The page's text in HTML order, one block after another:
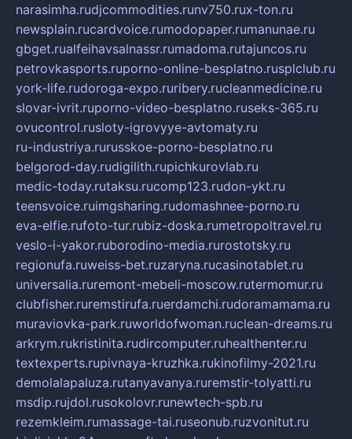
narasimha.rudjcommodities.runv750.rux-ton.ru
newsplain.rucardvoice.rumodopaper.rumanunae.ru
gbget.rualfeihavsalnassr.rumadoma.rutajuncos.ru
petrovkasports.ruporno-online-besplatno.rusplclub.ru
york-life.rudoroga-expo.ruribery.rucleanmedicine.ru
slovar-ivrit.ruporno-video-besplatno.ruseks-365.ru
ovucontrol.rusloty-igrovyye-avtomaty.ru
ru-industriya.rurusskoe-porno-besplatno.ru
belgorod-day.rudigilith.rupichkurovlab.ru
medic-today.rutaksu.rucomp123.rudon-ykt.ru
teensvoice.ruimgsharing.rudomashnee-porno.ru
eva-elfie.rufoto-tur.rubiz-doska.rumetropoltravel.ru
veslo-i-yakor.ruborodino-media.rurostotsky.ru
regionufa.ruweiss-bet.ruzaryna.rucasinotablet.ru
universalia.ruremont-mebeli-moscow.rutermomur.ru
clubfisher.ruremstirufa.ruerdamchi.rudoramamama.ru
muraviovka-park.ruworldofwoman.ruclean-dreams.ru
arkrym.rukristinita.rudircomputer.ruhealthenter.ru
textexperts.rupivnaya-kruzhka.rukinofilmy-2021.ru
demolalapaluza.rutanyavanya.ruremstir-tolyatti.ru
msdip.rujdol.rusokolovr.runewtech-spb.ru
rezemkleim.rumassage-tai.ruseonub.ruzvonitut.ru